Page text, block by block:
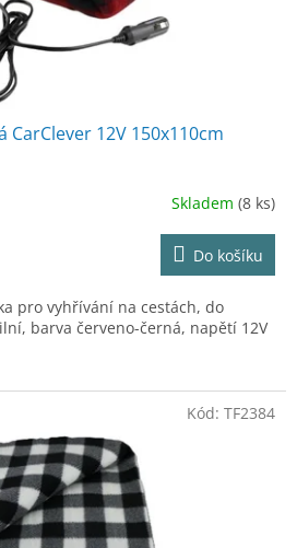
CarClever 12V 150x110cm
Skladem (8 ks)
Do košíku
pro vyhřívání na cestách, do
barva červeno-černá, napětí 12V
Kód: TF2384